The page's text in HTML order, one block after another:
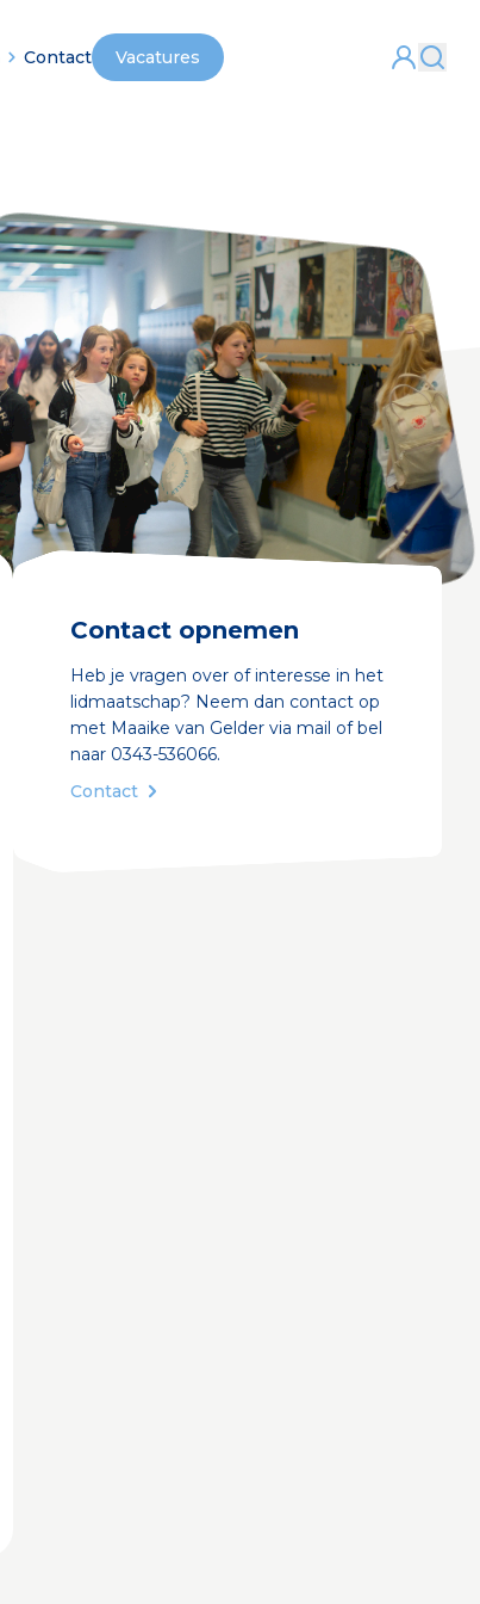
Contact Vacatures
Contact opnemen
Heb je vragen over of interesse in het
lidmaatschap? Neem dan contact op
met Maaike van Gelder via mail of bel
naar 0343-536066.
Contact